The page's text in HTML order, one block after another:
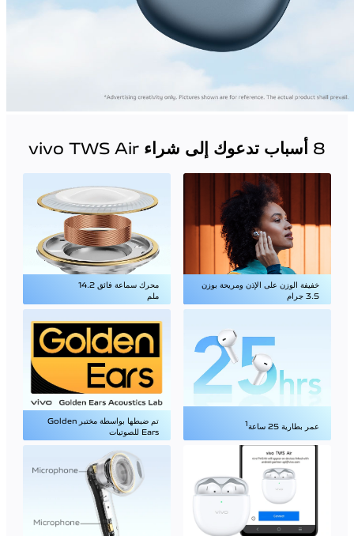
8 أسباب تدعوك إلى شراء vivo TWS Air
محرك سماعة فائق 14.2
ملم
خفيفة الوزن على الإذن ومريحة بوزن
3.5 جرام
تم ضبطها بواسطة مختبر Golden
Ears للصوتيات
عمر بطارية 25 ساعة 1